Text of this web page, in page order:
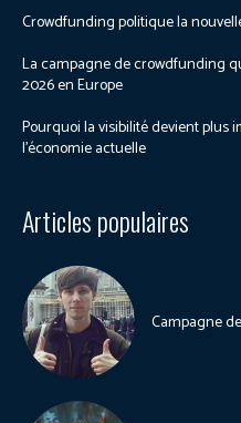
Crowdfunding politique la
La campagne de crowdfunding
2026 en Europe
Pourquoi la visibilité devient plus
l’économie actuelle
Articles populaires
Campagne